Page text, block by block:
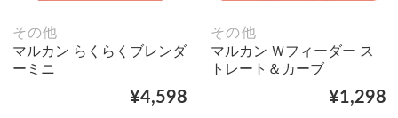
その他
マルカン らくらくブレンダ
ーミニ
¥4,598
その他
マルカン Ｗフィーダー ス
トレート＆カーブ
¥1,298